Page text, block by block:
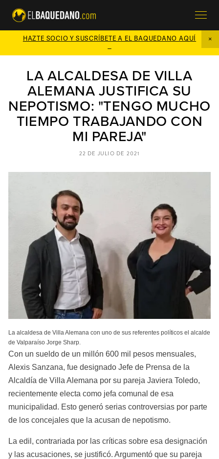
HAZTE SOCIO Y SUSCRÍBETE A EL BAQUEDANO AQUÍ
LA ALCALDESA DE VILLA
ALEMANA JUSTIFICA SU
NEPOTISMO: "TENGO MUCHO
TIEMPO TRABAJANDO CON
MI PAREJA"
La alcaldesa de Villa Alemana con uno de sus referentes políticos el alcalde
de Valparaíso Jorge Sharp.
Con un sueldo de un millón 600 mil pesos mensuales,
Alexis Sanzana, fue designado Jefe de Prensa de la
Alcaldía de Villa Alemana por su pareja Javiera Toledo,
recientemente electa como jefa comunal de esa
municipalidad. Esto generó serias controversias por parte
de los concejales que la acusan de nepotismo.
La edil, contrariada por las críticas sobre esa designación
y las acusaciones, se justificó. Argumentó que su pareja
22 DE JULIO DE 2021